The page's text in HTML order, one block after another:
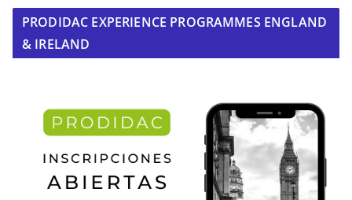
PRODIDAC EXPERIENCE PROGRAMMES ENGLAND
& IRELAND